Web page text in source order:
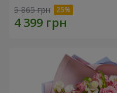
5 865 грн